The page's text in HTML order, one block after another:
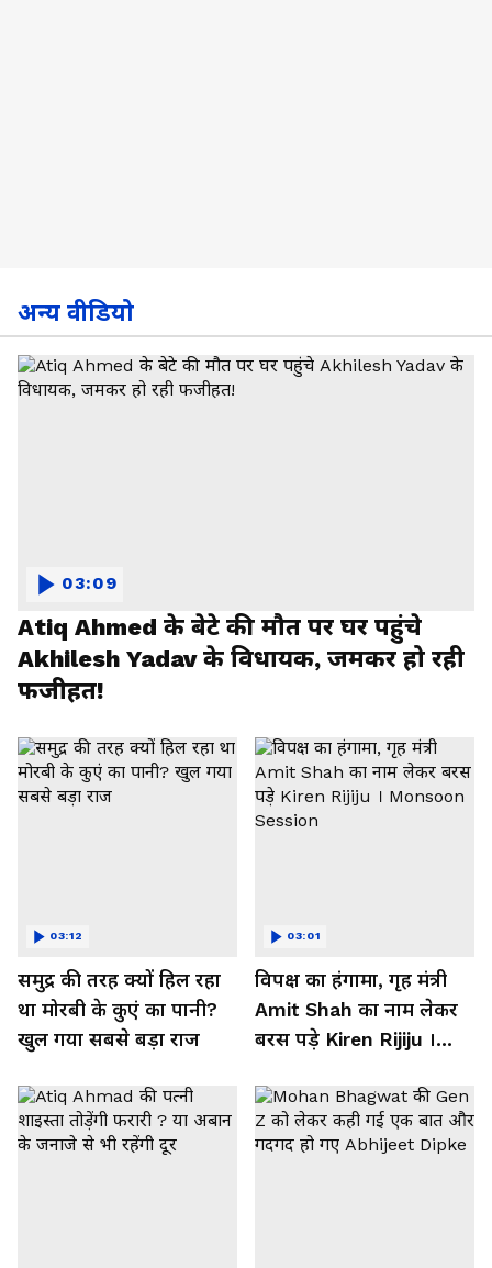
अन्य वीडियो
Atiq Ahmed के बेटे की मौत पर घर पहुंचे
Akhilesh Yadav के विधायक, जमकर हो रही
फजीहत!
03:09
समुद्र की तरह क्यों हिल रहा
था मोरबी के कुएं का पानी?
खुल गया सबसे बड़ा राज
03:12
विपक्ष का हंगामा, गृह मंत्री
Amit Shah का नाम लेकर
बरस पड़े Kiren Rijiju ।
03:01